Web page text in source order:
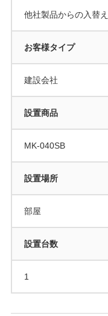
他社製品からの入替え
お客様タイプ
建設会社
設置商品
MK-040SB
設置場所
部屋
設置台数
1